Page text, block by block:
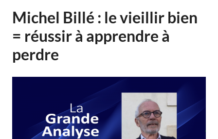
Michel Billé : le vieillir bien
= réussir à apprendre à
perdre